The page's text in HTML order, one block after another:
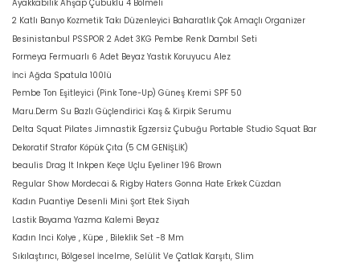
Ayakkabılık Ahşap Çubuklu 4 Bölmeli
2 Katlı Banyo Kozmetik Takı Düzenleyici Baharatlık Çok Amaçlı Organizer
Besinistanbul PSSPOR 2 Adet 3KG Pembe Renk Dambıl Seti
Formeya Fermuarlı 6 Adet Beyaz Yastık Koruyucu Alez
İnci Ağda Spatula 100lü
Pembe Ton Eşitleyici (Pink Tone-Up) Güneş Kremi SPF 50
Maru.Derm Su Bazlı Güçlendirici Kaş & Kirpik Serumu
Delta Squat Pilates Jimnastik Egzersiz Çubuğu Portable Studio Squat Bar
Dekoratif Strafor Köpük Çıta (5 CM GENİŞLİK)
beaulis Drag It Inkpen Keçe Uçlu Eyeliner 196 Brown
Regular Show Mordecai & Rigby Haters Gonna Hate Erkek Cüzdan
Kadın Puantiye Desenli Mini Şort Etek Siyah
Lastik Boyama Yazma Kalemi Beyaz
Kadın Inci Kolye , Küpe , Bileklik Set -8 Mm
Sıkılaştırıcı, Bölgesel İncelme, Selülit Ve Çatlak Karşıtı, Slim